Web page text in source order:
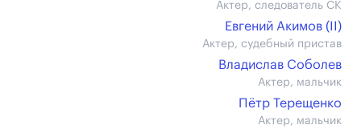
Актер, следователь СК
Евгений Акимов (II)
Актер, судебный пристав
Владислав Соболев
Актер, мальчик
Пётр Терещенко
Актер, мальчик